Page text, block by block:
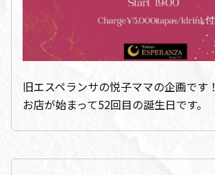
旧エスペランサの悦子ママの企画です！
お店が始まって52回目の誕生日です。